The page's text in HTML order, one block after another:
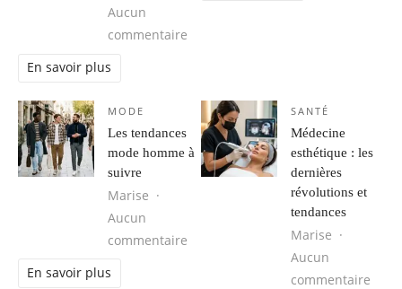
Aucun
commentaire
En savoir plus
MODE
Les tendances
mode homme à
suivre
Marise
Aucun
commentaire sur Les tendances mode homme à
En savoir plus
SANTÉ
Médecine
esthétique : les
dernières
révolutions et
tendances
Marise
Aucun
commentaire